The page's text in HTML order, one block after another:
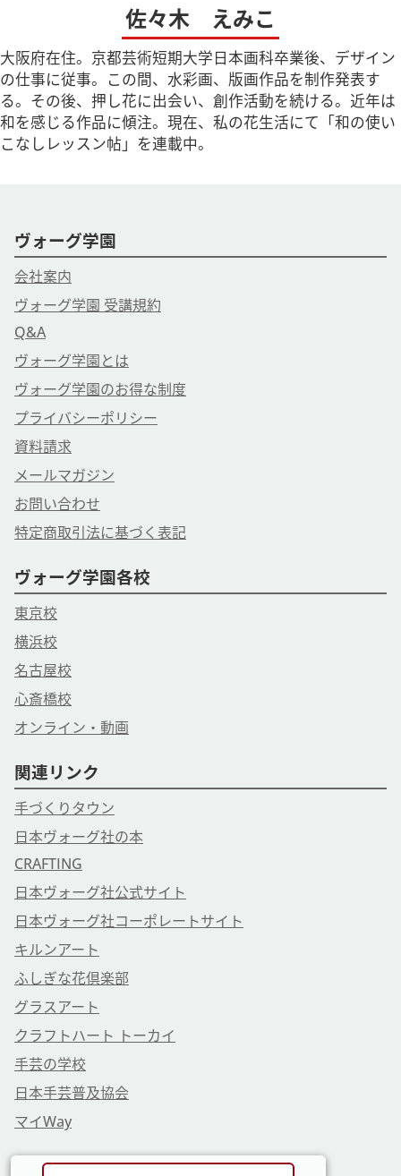
◆Zoomのサービス、機能、セキュリティ等を各自ご理解いた
だいた上でご参加ください。参加方法・接続環境については
ちらをご確認ください
【主催】
ヴォーグ学園オンライン事業部
ご予約・お問合せはお電話でも
・コンビニ支払の用紙を送付して欲しい
など、その他お気軽にお問合せください♪
佐々木 えみこ
大阪府在住。京都芸術短期大学日本画科卒業後、デザイン
の仕事に従事。この間、水彩画、版画作品を制作発表す
る。その後、押し花に出会い、創作活動を続ける。近年は
和を感じる作品に傾注。現在、私の花生活にて「和の使い
こなしレッスン帖」を連載中。
ヴォーグ学園
会社案内
ヴォーグ学園 受講規約
Q&A
ヴォーグ学園とは
ヴォーグ学園のお得な制度
プライバシーポリシー
資料請求
メールマガジン
お問い合わせ
特定商取引法に基づく表記
ヴォーグ学園各校
東京校
横浜校
名古屋校
心斎橋校
オンライン・動画
関連リンク
手づくりタウン
日本ヴォーグ社の本
CRAFTING
日本ヴォーグ社公式サイト
日本ヴォーグ社コーポレートサイト
キルンアート
ふしぎな花倶楽部
グラスアート
クラフトハート トーカイ
手芸の学校
日本手芸普及協会
マイWay